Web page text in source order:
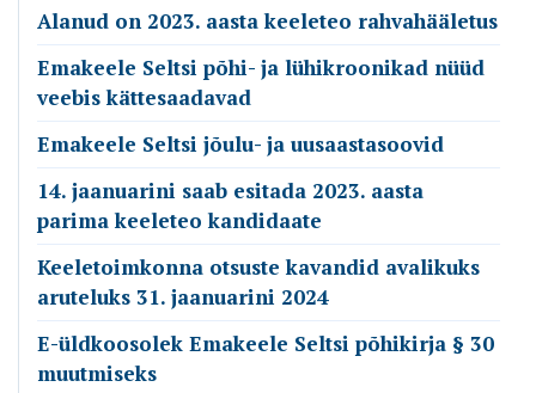
Alanud on 2023. aasta keeleteo rahvahääletus
Emakeele Seltsi põhi- ja lühikroonikad nüüd
veebis kättesaadavad
Emakeele Seltsi jõulu- ja uusaastasoovid
14. jaanuarini saab esitada 2023. aasta
parima keeleteo kandidaate
Keeletoimkonna otsuste kavandid avalikuks
aruteluks 31. jaanuarini 2024
E-üldkoosolek Emakeele Seltsi põhikirja § 30
muutmiseks